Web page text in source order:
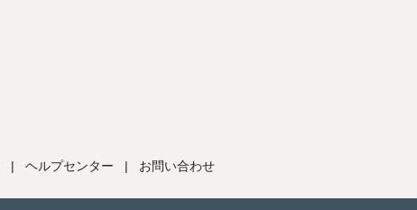
| ヘルプセンター | お問い合わせ